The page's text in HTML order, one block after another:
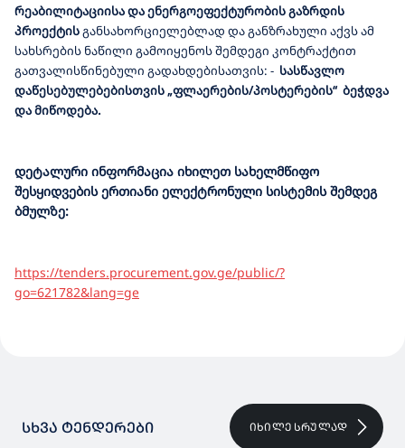
რეაბილიტაციისა და ენერგოეფექტურობის გაზრდის
პროექტისგანსახორციელებლად დაგანზრახული აქვს ამ
სახსრების ნაწილი გამოიყენოს შემდეგი კონტრაქტით
გათვალისწინებული გადახდებისათვის: - სასწავლო
დაწესებულებებისთვის „ფლაერების/პოსტერების“ ბეჭდვა
და მიწოდება.
დეტალური ინფორმაცია იხილეთ სახელმწიფო
შესყიდვების ერთიანი ელექტრონული სისტემის შემდეგ
ბმულზე:
https://tenders.procurement.gov.ge/public/?
go=621782&lang=ge
ᲡᲮᲕᲐ ᲢᲔᲜᲓᲔᲠᲔᲑᲘ ᲘᲮᲘᲚᲔ ᲡᲠᲣᲚᲐᲓ